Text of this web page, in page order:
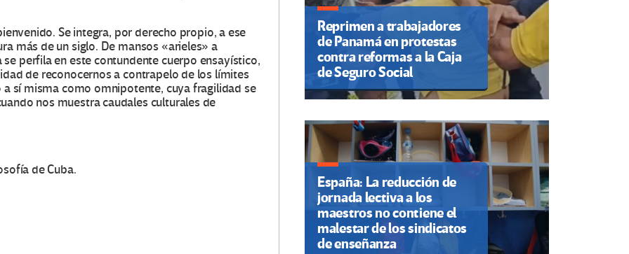
Se integra, por derecho propio, a ese
más de un siglo. De mansos «arieles» a
perfila en este contundente cuerpo ensayístico,
de reconocernos a contrapelo de los límites
sí misma como omnipotente, cuya fragilidad se
nos muestra caudales culturales de
de Cuba.
Reprimen a trabajadores
de Panamá en protestas
contra reformas a la Caja
de Seguro Social
España: La reducción de
jornada lectiva a los
maestros no contiene el
malestar de los sindicatos
de enseñanza